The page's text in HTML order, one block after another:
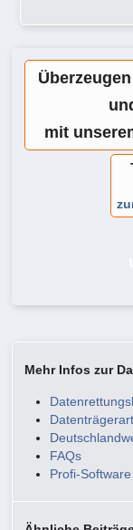
mit
Mehr Infos zur
FAQs
Profi-Software